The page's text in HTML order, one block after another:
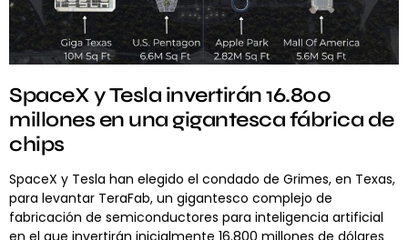
SpaceX y Tesla invertirán 16.800
millones en una gigantesca fábrica de
chips
SpaceX y Tesla han elegido el condado de Grimes, en Texas,
para levantar TeraFab, un gigantesco complejo de
fabricación de semiconductores para inteligencia artificial
en el que invertirán inicialmente 16.800 millones de dólares